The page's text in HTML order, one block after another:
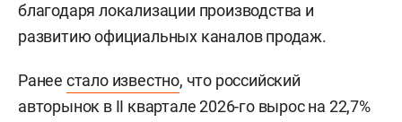
благодаря локализации производства и
развитию официальных каналов продаж.
Ранее стало известно, что российский
авторынок в II квартале 2026-го вырос на 22,7%